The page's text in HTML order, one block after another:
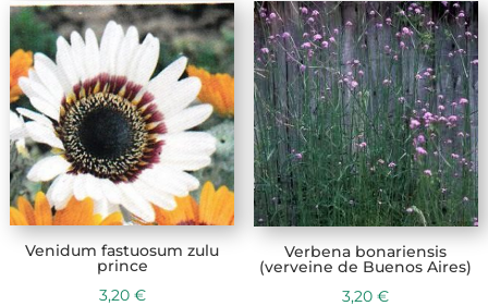
Venidum fastuosum zulu
prince
3,20 €
Verbena bonariensis
(verveine de Buenos Aires)
3,20€